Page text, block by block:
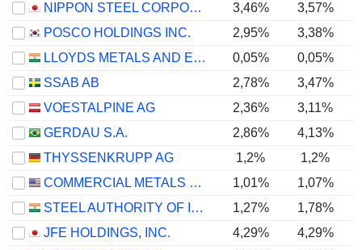
NIPPON STEEL CORPORATION
3,46% 3,57%
POSCO HOLDINGS INC.
2,95% 3,38%
LLOYDS METALS AND ENERGY LIMITED
0,05% 0,05%
SSAB AB
2,78% 3,47%
VOESTALPINE AG
2,36% 3,11%
GERDAU S.A.
2,86%
4,13%
THYSSENKRUPP AG
1,2% 1,2%
COMMERCIAL METALS COMPANY
1,01% 1,07%
STEEL AUTHORITY OF INDIA LIMITED
1,27% 1,78%
JFE HOLDINGS, INC.
4,29%
4,29%